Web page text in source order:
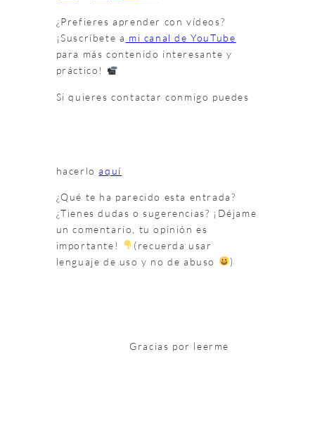
¿Prefieres aprender con vídeos?
¡Suscríbete a mi canal de YouTube
para más contenido interesante y
práctico!
Si quieres contactar conmigo puedes
hacerlo aquí
¿Qué te ha parecido esta entrada?
¿Tienes dudas o sugerencias? ¡Déjame
un comentario, tu opinión es
importante!
(recuerda usar
lenguaje de uso y no de abuso
)
Gracias por leerme